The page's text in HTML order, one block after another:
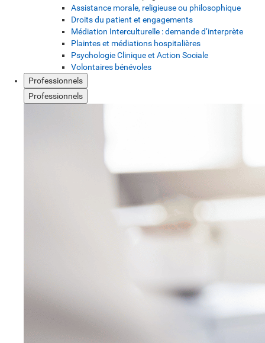
Assistance morale, religieuse ou philosophique
Droits du patient et engagements
Médiation Interculturelle : demande d’interprète
Plaintes et médiations hospitalières
Psychologie Clinique et Action Sociale
Volontaires bénévoles
Professionnels
Professionnels